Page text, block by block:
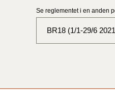
Se reglementet i en anden
BR18 (1/1-29/6